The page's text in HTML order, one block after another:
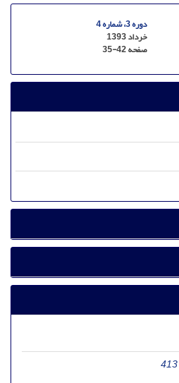
دوره 3، شماره 4
خرداد 1393
صفحه35-42
413